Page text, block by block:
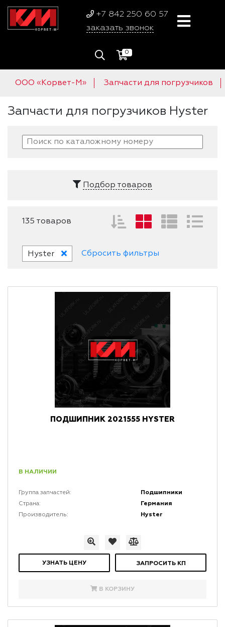
+7 842 250 60 57
заказать звонок
0
ООО «Корвет-М» Запчасти для погрузчиков
Запчасти для погрузчиков Hyster
Подбор товаров
135 товаров
Hyster Сбросить фильтры
ПОДШИПНИК 2021555 HYSTER
В НАЛИЧИИ
Группа запчастей: Подшипники
Страна: Германия
Производитель: Hyster
УЗНАТЬ ЦЕНУ ЗАПРОСИТЬ КП
В КОРЗИНУ